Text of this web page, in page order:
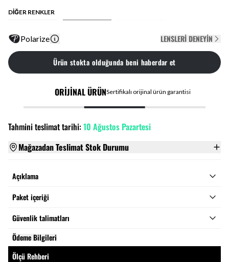
DİĞER RENKLER
Polarize LENSLERI DENEYIN
Ürün stokta olduğunda beni haberdar et
orijinal ürün garantisi HIZLI TESLİMAT
Tahmini teslimat tarihi:10 Ağustos Pazartesi
Mağazadan Teslimat Stok Durumu
Açıklama
Paket içeriği
Güvenlik talimatları
Ödeme Bilgileri
Ölçü Rehberi